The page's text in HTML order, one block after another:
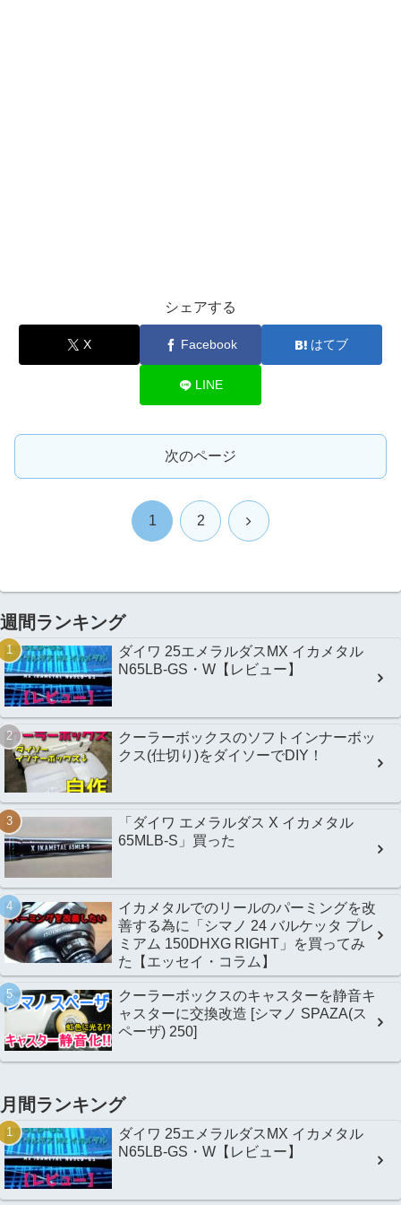
シェアする
X Facebook はてブ
LINE
次のページ
1 2 次
週間ランキング
ダイワ 25エメラルダスMX イカメタル
N65LB-GS・W【レビュー】
クーラーボックスのソフトインナーボッ
クス(仕切り)をダイソーでDIY！
「ダイワ エメラルダス X イカメタル
65MLB-S」買った
イカメタルでのリールのパーミングを改
善する為に「シマノ 24 バルケッタ プレ
ミアム 150DHXG RIGHT」を買ってみ
た【エッセイ・コラム】
クーラーボックスのキャスターを静音キ
ャスターに交換改造 [シマノ SPAZA(ス
ペーザ) 250]
月間ランキング
ダイワ 25エメラルダスMX イカメタル
N65LB-GS・W【レビュー】